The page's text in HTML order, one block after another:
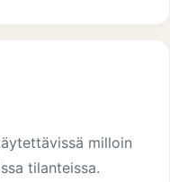
milloin
tilanteissa.